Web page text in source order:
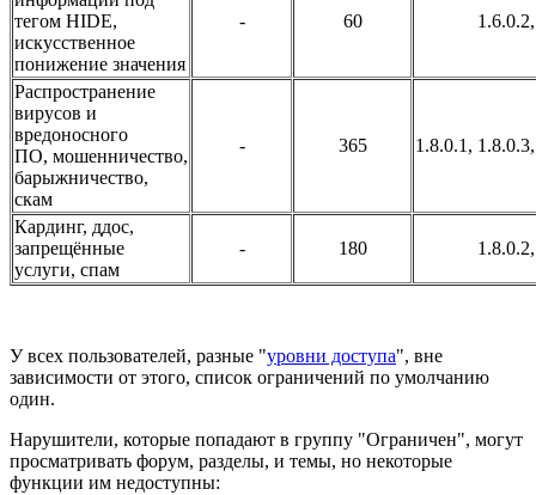
тегом HIDE,
искусственное
понижение значения
- 60
Распространение
вирусов и
вредоносного
ПО, мошенничество,
барыжничество,
скам
- 365 1.8.0.1,
Кардинг, ддос,
запрещённые
услуги, спам
- 180
У всех пользователей, разные "уровни доступа", вне
зависимости от этого, список ограничений по умолчанию
один.
Нарушители, которые попадают в группу "Ограничен", могут
просматривать форум, разделы, и темы, но некоторые
функции им недоступны: